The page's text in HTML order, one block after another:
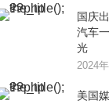
国庆
汽车
光
2024
美国